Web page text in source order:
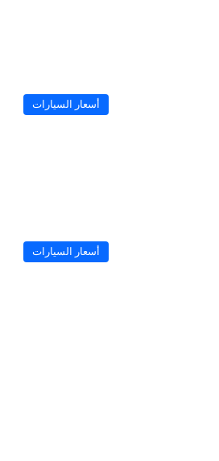
أسعار السيارات
أسعار السيارات